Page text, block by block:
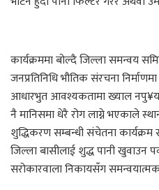
कार्यक्रममा बोल्दै जिल्ला समन्वय
जनप्रतिनिधि भौतिक संरचना
आधारभुत आवश्यकतामा ख्याल
नै मानिसमा धेरै रोग लाग्ने भएकाले
शुद्धिकरण सम्बन्धी संचेतना
जिल्ला बासीलाई शुद्ध पानी खुवाउन
सरोकारवाला निकायसँग